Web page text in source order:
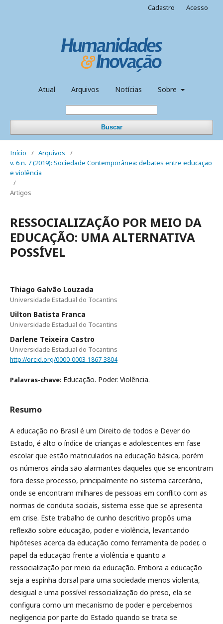
Atual Arquivos Notícias Sobre
Buscar
Cadastro Acesso
Início / Arquivos
/
v. 6 n. 7 (2019): Sociedade Contemporânea: debates entre educação
e violência
/
Artigos
RESSOCIALIZAÇÃO POR MEIO DA
EDUCAÇÃO: UMA ALTERNATIVA
POSSÍVEL
Thiago Galvão Louzada
Universidade Estadual do Tocantins
Uilton Batista Franca
Universidade Estadual do Tocantins
Darlene Teixeira Castro
Universidade Estadual do Tocantins
http://orcid.org/0000-0003-1867-3804
Palavras-chave: Educação. Poder. Violência.
Resumo
A educação no Brasil é um Direito de todos e Dever do
Estado, é alto o índice de crianças e adolescentes em fase
escolar que estão matriculados na educação básica, porém
os números ainda são alarmantes daqueles que se encontram
fora desse processo, principalmente no sistema carcerário,
onde se encontram milhares de pessoas em conflito com as
normas de conduta sociais, sistema esse que se apresenta
em crise. Este trabalho de cunho descritivo propôs uma
reflexão sobre educação, poder e violência, levantando
hipóteses acerca da educação como ferramenta de poder, o
papel da educação frente a violência e quanto a
ressocialização por meio da educação. Embora a educação
seja a espinha dorsal para uma sociedade menos violenta,
desigual e uma possível ressocialização do preso, ela se
configura como um mecanismo de poder e percebemos
negligencia por parte do Estado quando se trata se